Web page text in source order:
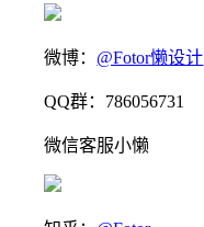
微博： @Fotor懒设计
QQ群：786056731
微信客服小懒